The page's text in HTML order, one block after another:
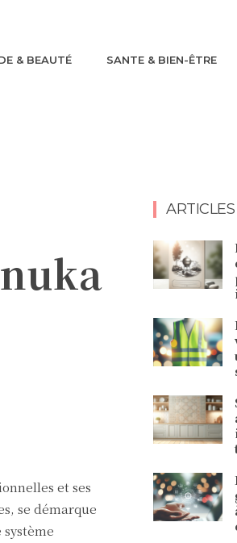
& BEAUTÉ SANTE & BIEN-ÊTRE
et ses
se démarque